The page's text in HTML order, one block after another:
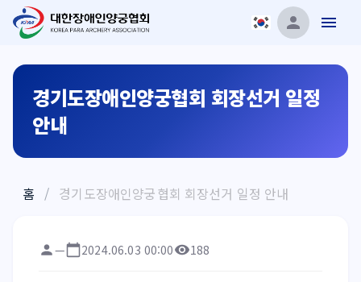
경기도장애인양궁협회 회장선거 일정
안내
홈 / 경기도장애인양궁협회 회장선거 일정 안내
— 2024.06.03 00:00 188